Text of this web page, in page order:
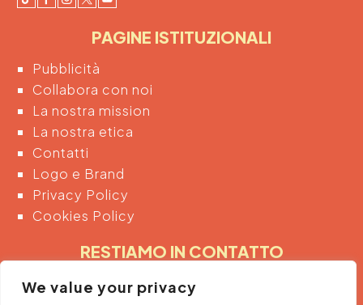
We value your privacy
PAGINE ISTITUZIONALI
Pubblicità
Collabora con noi
La nostra mission
La nostra etica
Contatti
Logo e Brand
Privacy Policy
Cookies Policy
RESTIAMO IN CONTATTO
Inserendo di seguito la tua email acconsenti
automaticamente al trattamento dei tuoi dati